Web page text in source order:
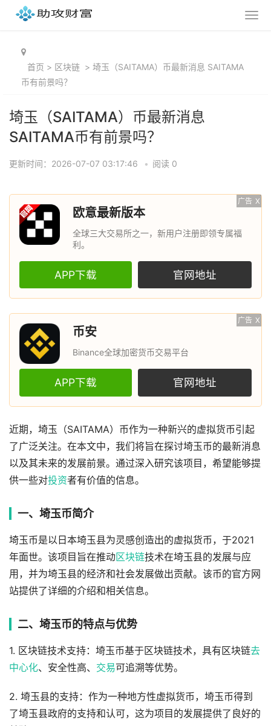
首页 > 区块链 > 埼玉（SAITAMA）币最新消息 SAITAMA
币有前景吗？
埼玉（SAITAMA）币最新消息
SAITAMA币有前景吗？
更新时间：2026-07-07 03:17:46 • 阅读 0
广告 X
欧意最新版本
全球三大交易所之一，新用户注册即领专属福
利。
APP下载 官网地址
广告 X
币安
Binance全球加密货币交易平台
APP下载 官网地址
近期，埼玉（SAITAMA）币作为一种新兴的虚拟货币引起
了广泛关注。在本文中，我们将旨在探讨埼玉币的最新消息
以及其未来的发展前景。通过深入研究该项目，希望能够提
供一些对投资者有价值的信息。
一、埼玉币简介
埼玉币是以日本埼玉县为灵感创造出的虚拟货币，于2021
年面世。该项目旨在推动区块链技术在埼玉县的发展与应
用，并为埼玉县的经济和社会发展做出贡献。该币的官方网
站提供了详细的介绍和相关信息。
二、埼玉币的特点与优势
1. 区块链技术支持：埼玉币基于区块链技术，具有区块链去
中心化、安全性高、 交易可追溯等优势。
2. 埼玉县的支持：作为一种地方性虚拟货币，埼玉币得到
了埼玉县政府的支持和认可，这为项目的发展提供了良好的